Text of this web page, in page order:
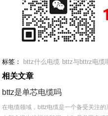
标签： bttz什么电缆 bttz与bttrz电缆
相关文章
bttz是单芯电缆吗
在电缆领域，bttz电缆是一个备受关注的